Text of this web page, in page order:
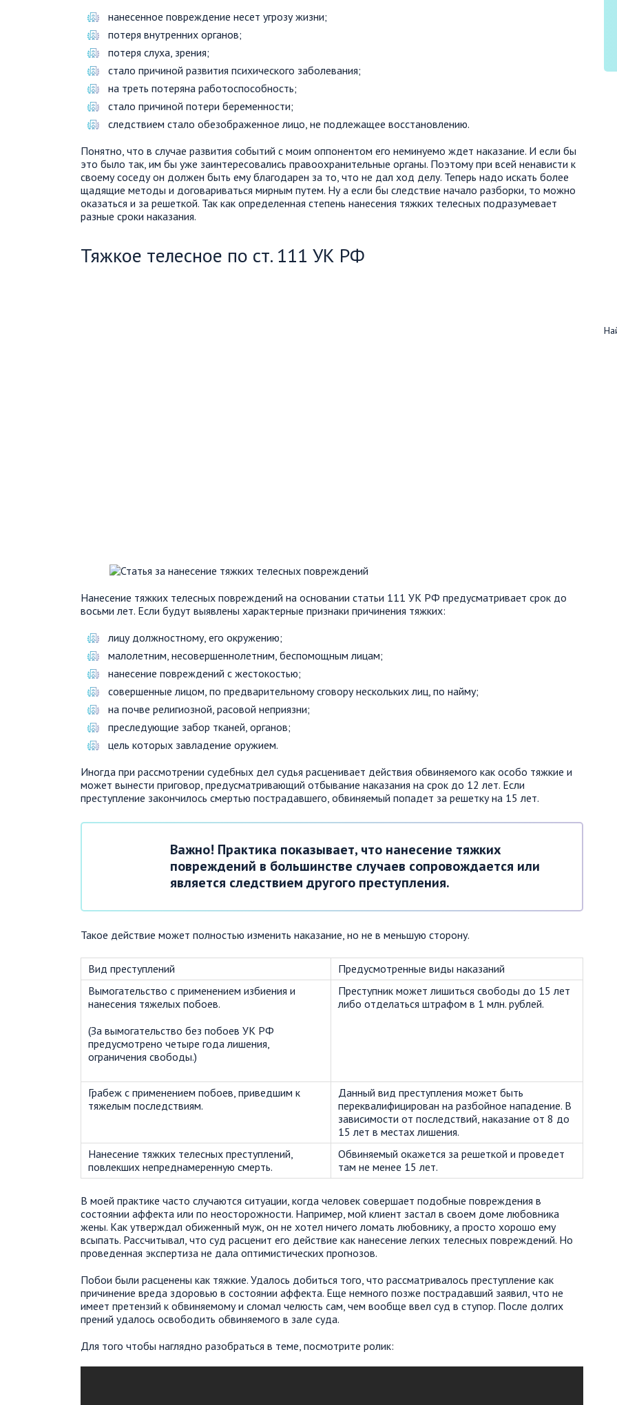
нанесенное повреждение несет угрозу жизни;
потеря внутренних органов;
потеря слуха, зрения;
стало причиной развития психического заболевания;
на треть потеряна работоспособность;
стало причиной потери беременности;
следствием стало обезображенное лицо, не подлежащее восстановлению.
Понятно, что в случае развития событий с моим оппонентом его неминуемо ждет наказание. И если бы
это было так, им бы уже заинтересовались правоохранительные органы. Поэтому при всей ненависти к
своему соседу он должен быть ему благодарен за то, что не дал ход делу. Теперь надо искать более
щадящие методы и договариваться мирным путем. Ну а если бы следствие начало разборки, то можно
оказаться и за решеткой. Так как определенная степень нанесения тяжких телесных подразумевает
разные сроки наказания.
Тяжкое телесное по ст. 111 УК РФ
Нанесение тяжких телесных повреждений на основании статьи 111 УК РФ предусматривает срок до
восьми лет. Если будут выявлены характерные признаки причинения тяжких:
лицу должностному, его окружению;
малолетним, несовершеннолетним, беспомощным лицам;
нанесение повреждений с жестокостью;
совершенные лицом, по предварительному сговору нескольких лиц, по найму;
на почве религиозной, расовой неприязни;
преследующие забор тканей, органов;
цель которых завладение оружием.
Иногда при рассмотрении судебных дел судья расценивает действия обвиняемого как особо тяжкие и
может вынести приговор, предусматривающий отбывание наказания на срок до 12 лет. Если
преступление закончилось смертью пострадавшего, обвиняемый попадет за решетку на 15 лет.
Важно! Практика показывает, что нанесение тяжких
повреждений в большинстве случаев сопровождается или
является следствием другого преступления.
Такое действие может полностью изменить наказание, но не в меньшую сторону.
Вид преступлений
Предусмотренные виды наказаний
Вымогательство с применением избиения и
нанесения тяжелых побоев.
(За вымогательство без побоев УК РФ
предусмотрено четыре года лишения,
ограничения свободы.)
Преступник может лишиться свободы до 15 лет
либо отделаться штрафом в 1 млн. рублей.
Грабеж с применением побоев, приведшим к
тяжелым последствиям.
Данный вид преступления может быть
переквалифицирован на разбойное нападение. В
зависимости от последствий, наказание от 8 до
15 лет в местах лишения.
Нанесение тяжких телесных преступлений,
повлекших непреднамеренную смерть.
Обвиняемый окажется за решеткой и проведет
там не менее 15 лет.
В моей практике часто случаются ситуации, когда человек совершает подобные повреждения в
состоянии аффекта или по неосторожности. Например, мой клиент застал в своем доме любовника
жены. Как утверждал обиженный муж, он не хотел ничего ломать любовнику, а просто хорошо ему
всыпать. Рассчитывал, что суд расценит его действие как нанесение легких телесных повреждений. Но
проведенная экспертиза не дала оптимистических прогнозов.
Побои были расценены как тяжкие. Удалось добиться того, что рассматривалось преступление как
причинение вреда здоровью в состоянии аффекта. Еще немного позже пострадавший заявил, что не
имеет претензий к обвиняемому и сломал челюсть сам, чем вообще ввел суд в ступор. После долгих
прений удалось освободить обвиняемого в зале суда.
Для того чтобы наглядно разобраться в теме, посмотрите ролик: